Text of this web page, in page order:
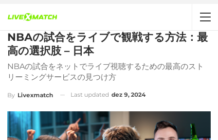
NBAの試合をライブで観戦する方法：最
高の選択肢 – 日本
NBAの試合をネットでライブ視聴するための最高のスト
リーミングサービスの見つけ方
By Livexmatch Last updated dez 9, 2024